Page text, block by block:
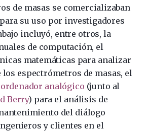
de masas se comercializaban
su uso por investigadores
incluyó, entre otros, la
de computación, el
matemáticas para analizar
espectrómetros de masas, el
ordenador analógico (junto al
Berry) para el análisis de
del diálogo
y clientes en el